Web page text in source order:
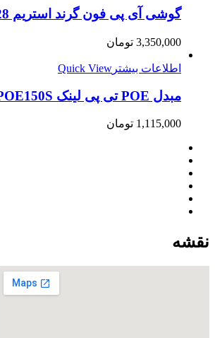
گوشی آی پی فون گرند استریم GXP1628
3,350,000 تومان
اطلاعات بیشتر Quick View
مبدل POE تی پی لینک TL-POE150S
1,115,000 تومان
نقشه